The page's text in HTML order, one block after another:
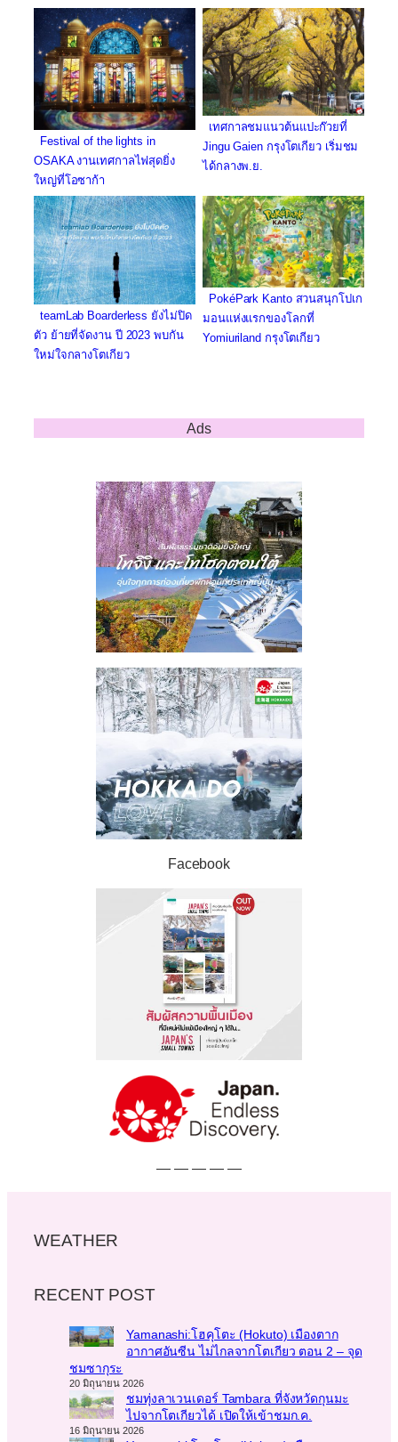
Festival of the lights in
OSAKA งานเทศกาลไฟสุดยิ่ง
ใหญ่ที่โอซาก้า
เทศกาลชมแนวต้นแปะก๊วยที่
Jingu Gaien กรุงโตเกียว เริ่มชม
ได้กลางพ.ย.
teamLab Boarderless ยังไม่ปิด
ตัว ย้ายที่จัดงาน ปี 2023 พบกัน
ใหม่ใจกลางโตเกียว
PokéPark Kanto สวนสนุกโปเก
มอนแห่งแรกของโลกที่
Yomiuriland กรุงโตเกียว
Ads
Facebook
— — — — —
WEATHER
RECENT POST
Yamanashi:โฮคุโตะ (Hokuto) เมืองตาก
อากาศอันซีน ไม่ไกลจากโตเกียว ตอน 2 – จุด
ชมซากุระ
20 มิถุนายน 2026
ชมทุ่งลาเวนเดอร์ Tambara ที่จังหวัดกุนมะ
ไปจากโตเกียวได้ เปิดให้เข้าชมก.ค.
16 มิถุนายน 2026